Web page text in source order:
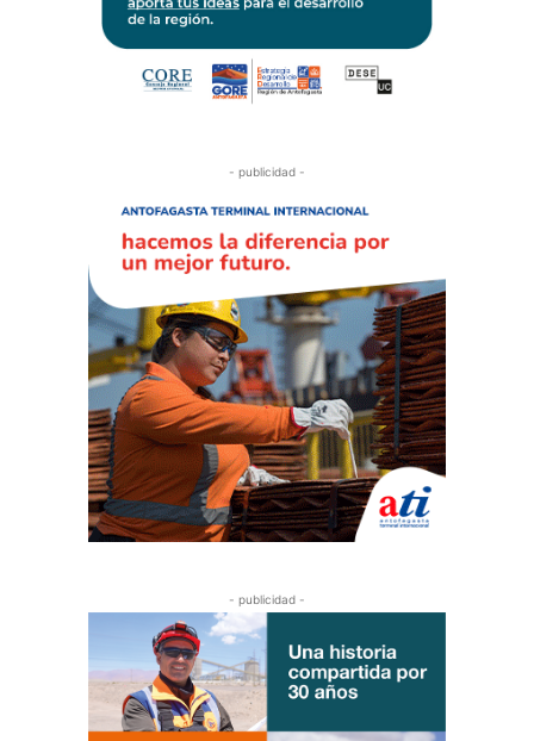
- publicidad -
- publicidad -